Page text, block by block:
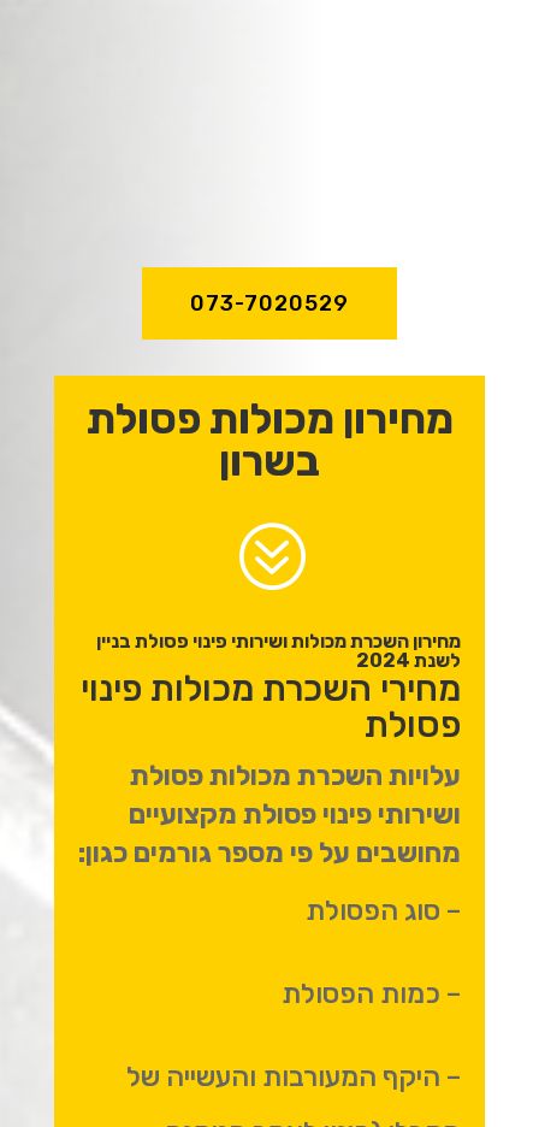
073-7020529
מחירון מכולות פסולת
בשרון
?
מחירון השכרת מכולות ושירותי פינוי פסולת בניין
לשנת 2024
מחירי השכרת מכולות פינוי
פסולת
עלויות השכרת מכולות פסולת
ושירותי פינוי פסולת מקצועיים
מחושבים על פי מספר גורמים כגון:
– סוג הפסולת
– כמות הפסולת
– היקף המעורבות והעשייה של